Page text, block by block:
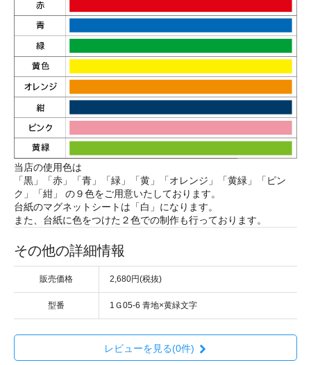
当店の使用色は
「黒」「赤」「青」「緑」「黄」「オレンジ」「黄緑」「ピン
ク」「紺」 の９色をご用意いたしております。
台紙のマグネットシートは「白」になります。
また、台紙に色をつけた２色での制作も行っております。
その他の詳細情報
販売価格 2,680円(税抜)
型番 1Ｇ05-6 青地×黄緑文字
レビューを見る(0件)